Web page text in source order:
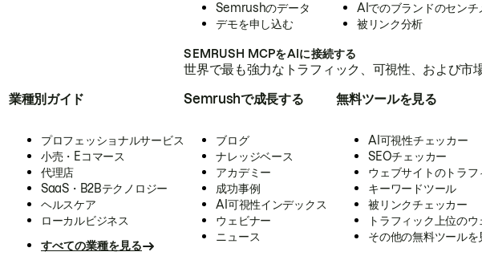
Semrushのデータ
デモを申し込む
AIでのブランドのセンチ
被リンク分析
SEMRUSH MCPをAIに接続する
世界で最も強力なトラフィック、可視性、および
業種別ガイド
プロフェッショナルサービス
小売・Eコマース
代理店
SaaS・B2Bテクノロジー
ヘルスケア
ローカルビジネス
すべての業種を見る
Semrushで成長する
ブログ
ナレッジベース
アカデミー
成功事例
AI可視性インデックス
ウェビナー
ニュース
無料ツールを見る
AI可視性チェッカー
SEOチェッカー
ウェブサイトのトラ
キーワードツール
被リンクチェッカー
トラフィック上位の
その他の無料ツールを